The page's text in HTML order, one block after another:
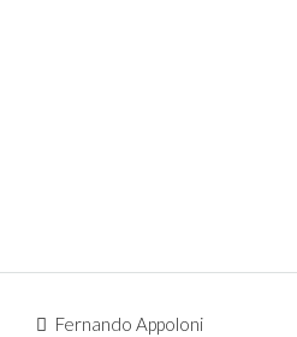
Fernando Appoloni